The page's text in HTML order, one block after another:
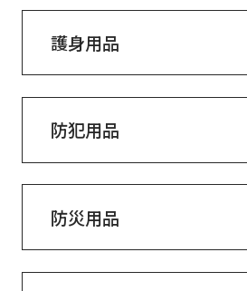
護身用品
防犯用品
防災用品